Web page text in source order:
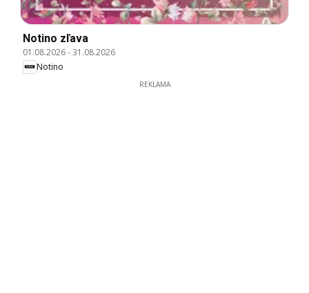
Notino zľava
01.08.2026-31.08.2026
Notino
REKLAMA